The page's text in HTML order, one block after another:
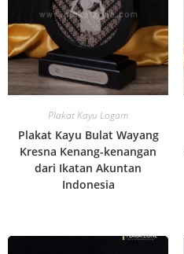
Plakat Kayu Logam
Plakat Kayu Bulat Wayang
Kresna Kenang-kenangan
dari Ikatan Akuntan
Indonesia